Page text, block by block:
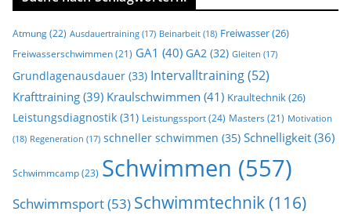
Atmung(22) Ausdauertraining (17) Beinarbeit (18) Freiwasser(26)
Freiwasserschwimmen (21) GA1 (40) GA2 (32) Gleiten (17)
Grundlagenausdauer (33) Intervalltraining(52)
Krafttraining (39) Kraulschwimmen (41) Kraultechnik(26)
Leistungsdiagnostik (31) Leistungssport(24) Masters (21) Motivation
(18) Regeneration (17) schneller schwimmen (35) Schnelligkeit (36)
Schwimmcamp(23) Schwimmen (557)
Schwimmsport(53) Schwimmtechnik(116)